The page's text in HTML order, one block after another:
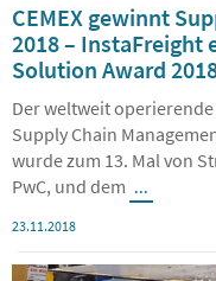
CEMEX gewinnt
2018 – InstaFreight
Solution Award
Der weltweit
Supply Chain
wurde zum 13. Mal von
PwC, und dem ...
23.11.2018